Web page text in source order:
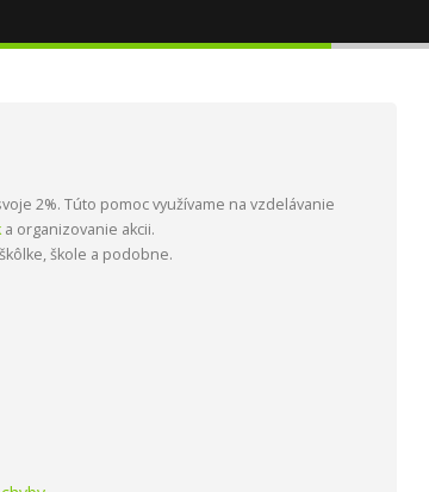
2%. Túto pomoc využívame na vzdelávanie
a organizovanie akcii.
škole a podobne.